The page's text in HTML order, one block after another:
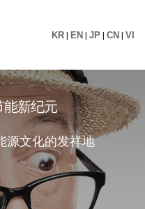
KR | EN | JP | CN | VI
能新纪元
源文化的发祥地